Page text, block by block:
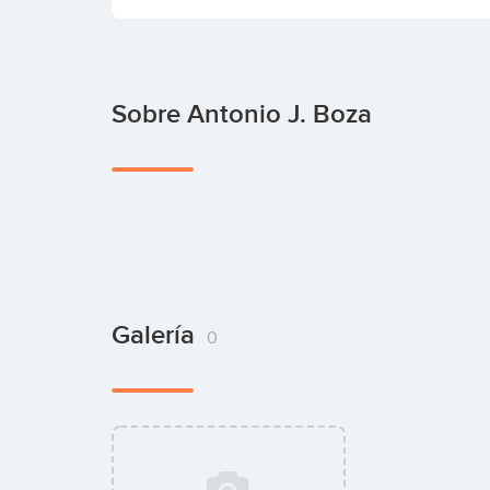
Sobre Antonio J. Boza
Galería 0